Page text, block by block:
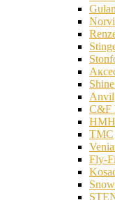
Anvil
C&F
HMH
TMC
Fly-